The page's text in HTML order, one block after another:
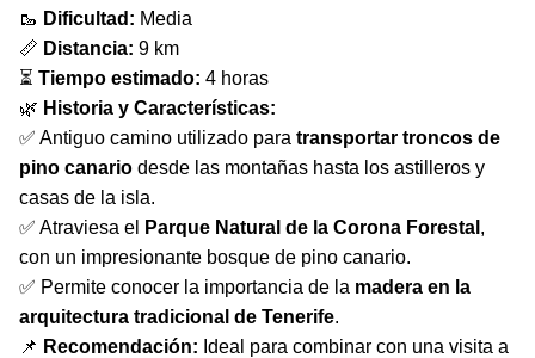
🥾 Dificultad: Media
📏 Distancia: 9 km
⏳ Tiempo estimado: 4 horas
🌿 Historia y Características:
✅ Antiguo camino utilizado para transportar troncos de
pino canario desde las montañas hasta los astilleros y
casas de la isla.
✅ Atraviesa el
Parque Natural de la Corona Forestal ,
con un impresionante bosque de pino canario.
✅ Permite conocer la importancia de la madera en la
arquitectura tradicional de Tenerife.
📌 Recomendación: Ideal para combinar con una visita a